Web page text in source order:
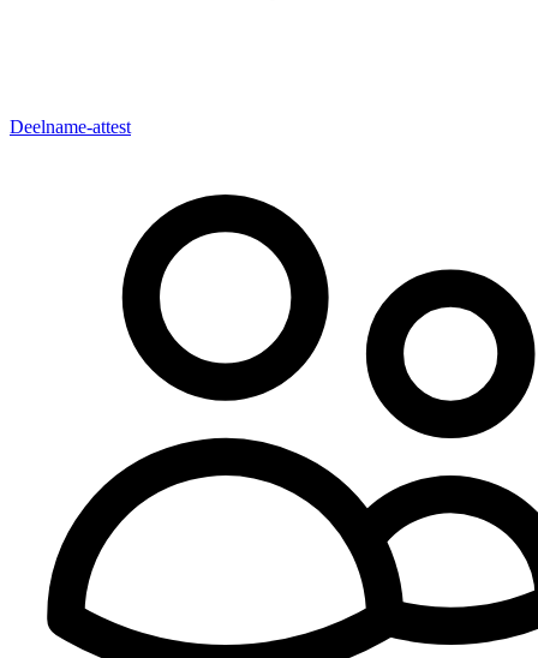
Deelname-attest